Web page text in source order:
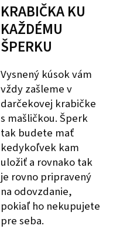
KRABIČKA KU
KAŽDÉMU
ŠPERKU
Vysnený kúsok vám
vždy zašleme v
darčekovej krabičke
s mašličkou. Šperk
tak budete mať
kedykoľvek kam
uložiť a rovnako tak
je rovno pripravený
na odovzdanie,
pokiaľ ho nekupujete
pre seba.